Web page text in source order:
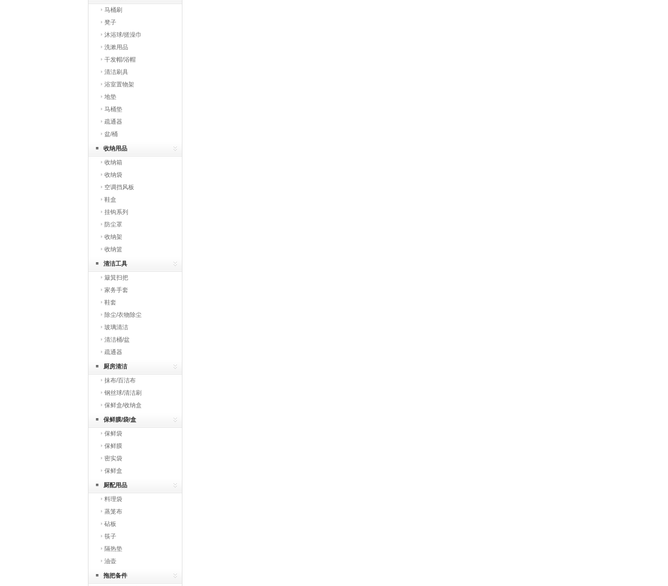
马桶刷
凳子
沐浴球/搓澡巾
洗漱用品
干发帽/浴帽
清洁刷具
浴室置物架
地垫
马桶垫
疏通器
盆/桶
收纳用品
收纳箱
收纳袋
空调挡风板
鞋盒
挂钩系列
防尘罩
收纳架
收纳篮
清洁工具
簸箕扫把
家务手套
鞋套
除尘/衣物除尘
玻璃清洁
清洁桶/盆
疏通器
厨房清洁
抹布/百洁布
钢丝球/清洁刷
保鲜盒/收纳盒
保鲜膜/袋/盒
保鲜袋
保鲜膜
密实袋
保鲜盒
厨配用品
料理袋
蒸笼布
砧板
筷子
隔热垫
油壶
拖把备件